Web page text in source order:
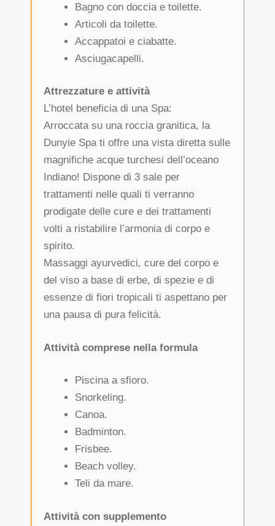
Bagno con doccia e toilette.
Articoli da toilette.
Accappatoi e ciabatte.
Asciugacapelli.
Attrezzature e attività
L’hotel beneficia di una Spa:
Arroccata su una roccia granitica, la
Dunyie Spa ti offre una vista diretta sulle
magnifiche acque turchesi dell’oceano
Indiano! Dispone di 3 sale per
trattamenti nelle quali ti verranno
prodigate delle cure e dei trattamenti
volti a ristabilire l’armonia di corpo e
spirito.
Massaggi ayurvedici, cure del corpo e
del viso a base di erbe, di spezie e di
essenze di fiori tropicali ti aspettano per
una pausa di pura felicità.
Attività comprese nella formula
Piscina a sfioro.
Snorkeling.
Canoa.
Badminton.
Frisbee.
Beach volley.
Teli da mare.
Attività con supplemento